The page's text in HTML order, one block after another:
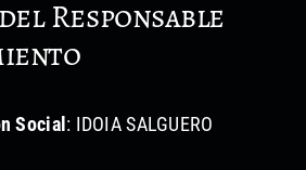
Responsable
Social : IDOIA SALGUERO